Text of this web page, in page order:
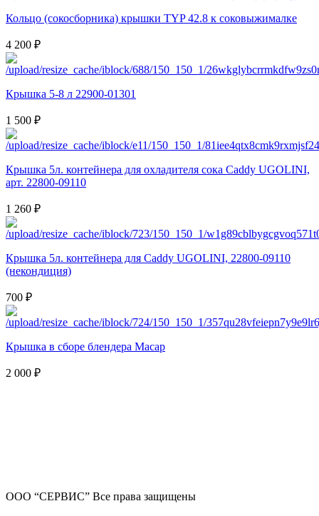
Кольцо (сокосборника) крышки TYP 42.8 к соковыжималке
4 200 ₽
Крышка 5-8 л 22900-01301
1 500 ₽
Крышка 5л. контейнера для охладителя сока Сaddy UGOLINI,
арт. 22800-09110
1 260 ₽
Крышка 5л. контейнера для Сaddy UGOLINI, 22800-09110
(некондиция)
700 ₽
Крышка в сборе блендера Macap
2 000 ₽
ООО “СЕРВИС” Все права защищены